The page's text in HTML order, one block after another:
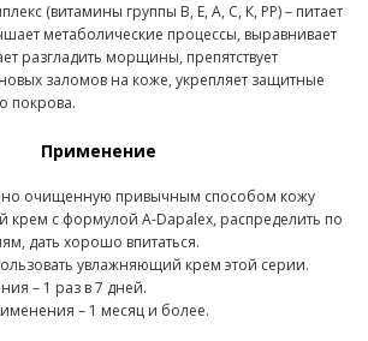
(витамины группы В, Е, А, С, К, РР) – питает
метаболические процессы, выравнивает
разгладить морщины, препятствует
заломов на коже, укрепляет защитные
покрова.
Применение
очищенную привычным способом кожу
крем с формулой A-Dapalex, распределить по
дать хорошо впитаться.
увлажняющий крем этой серии.
– 1 раз в 7 дней.
– 1 месяц и более.